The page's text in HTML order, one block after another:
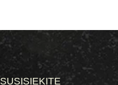
SUSISIEKITE